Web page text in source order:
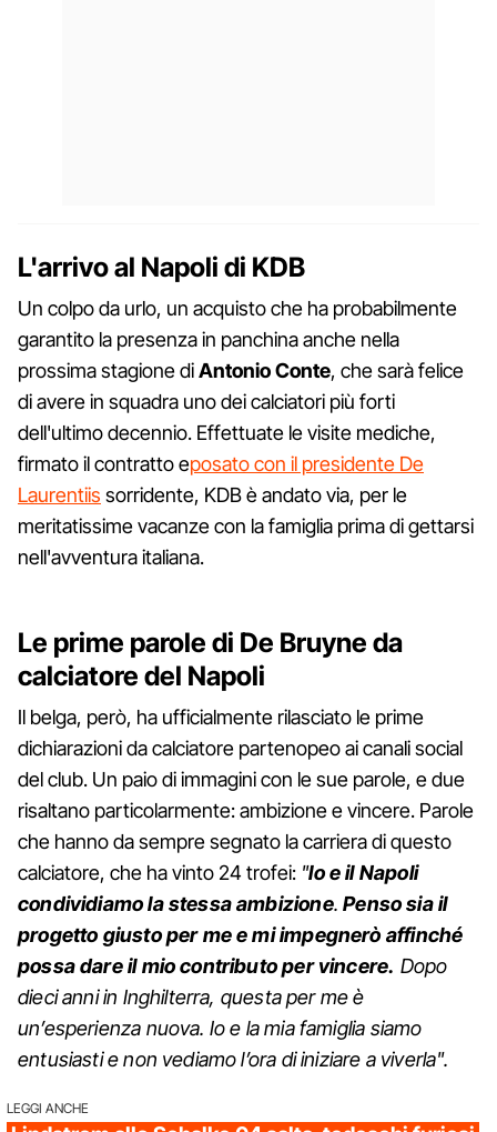
L'arrivo al Napoli di KDB
Un colpo da urlo, un acquisto che ha probabilmente
garantito la presenza in panchina anche nella
prossima stagione diAntonio Conte, che sarà felice
di avere in squadra uno dei calciatori più forti
dell'ultimo decennio. Effettuate le visite mediche,
firmato il contratto eposato con il presidente De
Laurentiis sorridente, KDB è andato via, per le
meritatissime vacanze con la famiglia prima di gettarsi
nell'avventura italiana.
Le prime parole di De Bruyne da
calciatore del Napoli
Il belga, però, ha ufficialmente rilasciato le prime
dichiarazioni da calciatore partenopeo ai canali social
del club. Un paio di immagini con le sue parole, e due
risaltano particolarmente: ambizione e vincere. Parole
che hanno da sempre segnato la carriera di questo
calciatore, che ha vinto 24 trofei: "Io e il Napoli
condividiamo la stessa ambizione.Penso sia il
progetto giusto per me e mi impegnerò affinché
possa dare il mio contributo per vincere. Dopo
dieci anni in Inghilterra, questa per me è
un’esperienza nuova. Io e la mia famiglia siamo
entusiasti e non vediamo l’ora di iniziare a viverla".
LEGGI ANCHE